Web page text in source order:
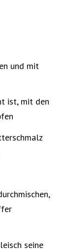
und mit
ist, mit den
seine